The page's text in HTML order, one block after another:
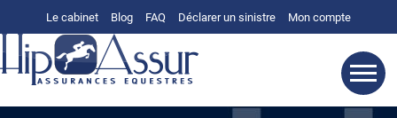
Le cabinet Blog FAQ Déclarer un sinistre Mon compte